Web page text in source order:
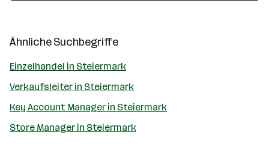
Ähnliche Suchbegriffe
Einzelhandel in Steiermark
Verkaufsleiter in Steiermark
Key Account Manager in Steiermark
Store Manager in Steiermark